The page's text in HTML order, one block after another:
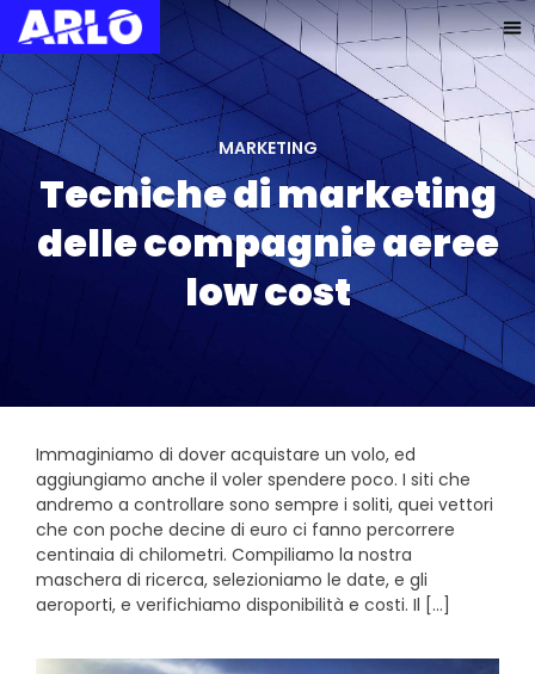
MARKETING
Tecniche di marketing
delle compagnie aeree
low cost
Immaginiamo di dover acquistare un volo, ed
aggiungiamo anche il voler spendere poco. I siti che
andremo a controllare sono sempre i soliti, quei vettori
che con poche decine di euro ci fanno percorrere
centinaia di chilometri. Compiliamo la nostra
maschera di ricerca, selezioniamo le date, e gli
aeroporti, e verifichiamo disponibilità e costi. Il […]